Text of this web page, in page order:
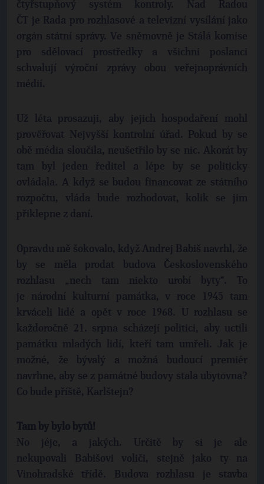
čtyřstupňový systém kontroly. Nad Radou
ČT je Rada pro rozhlasové a televizní vysílání jako
orgán státní správy. Ve sněmovně je Stálá komise
pro sdělovací prostředky a všichni poslanci
schvalují výroční zprávy obou veřejnoprávních
médií.
Už léta prosazuji, aby jejich hospodaření mohl
prověřovat Nejvyšší kontrolní úřad. Pokud by se
obě média sloučila, neušetřilo by se nic. Akorát by
tam byl jeden ředitel a lépe by se politicky
ovládala. A když se budou financovat ze státního
rozpočtu, vláda bude rozhodovat, kolik se jim
přiklepne z daní.
Opravdu mě šokovalo, když Andrej Babiš navrhl, že
by se měla prodat budova Československého
rozhlasu „nech tam niekto urobí byty“. To
je národní kulturní památka, v roce 1945 tam
krváceli lidé a opět v roce 1968. U rozhlasu se
každoročně 21. srpna scházejí politici, aby uctili
památku mladých lidí, kteří tam umřeli. Jak je
možné, že bývalý a možná budoucí premiér
navrhne, aby se z památné budovy stala ubytovna?
Co bude příště, Karlštejn?
Tam by bylo bytů!
No jéje, a jakých. Určitě by si je ale
nekupovali Babišovi voliči, stejně jako ty na
Vinohradské třídě. Budova rozhlasu je stavba